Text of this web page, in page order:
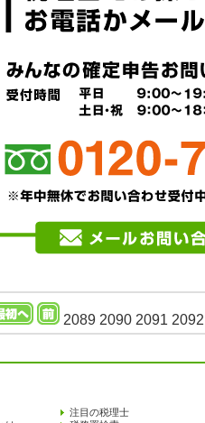
2089 2090 2091 2092
注目の税理士